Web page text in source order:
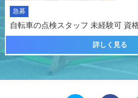
急募
自転車の点検スタッフ 未経験可 資
詳しく見る